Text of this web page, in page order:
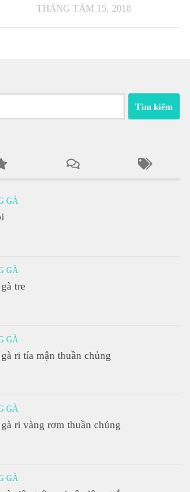
THÁNG TÁM 15, 2018
GÀ
GÀ
tre
GÀ
ri tía mận thuần chủng
GÀ
ri vàng rơm thuần chủng
GÀ